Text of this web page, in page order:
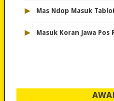
▸ Mas Ndop Masuk
▸ Masuk Koran Jawa Pos